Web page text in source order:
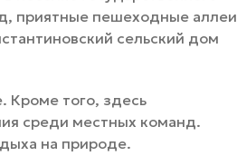
приятные пешеходные аллеи
сельский дом
Кроме того, здесь
среди местных команд.
на природе.